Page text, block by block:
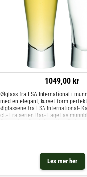
1049,00 kr
Les mer her
Ølglass fra LSA International i
med en elegant, kurvet form
ølglassene fra LSA International-
cl.- Fra serien Bar.- Laget av